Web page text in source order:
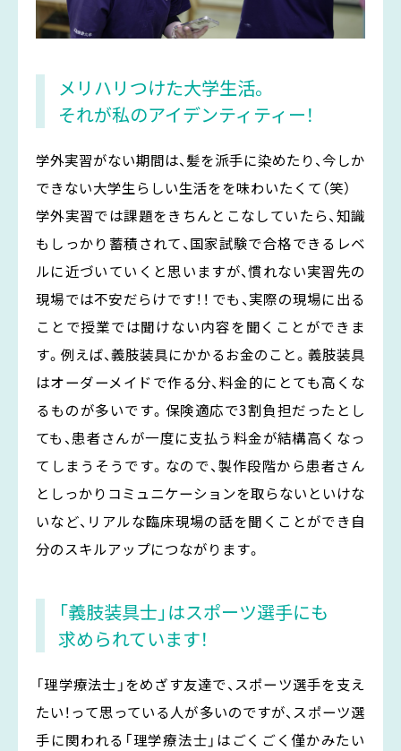
メリハリつけた大学生活。
それが私のアイデンティティー！
学外実習がない期間は、髪を派手に染めたり、今しか
できない大学生らしい生活をを味わいたくて（笑）
学外実習では課題をきちんとこなしていたら、知識
もしっかり蓄積されて、国家試験で合格できるレベ
ルに近づいていくと思いますが、慣れない実習先の
現場では不安だらけです！！ でも、実際の現場に出る
ことで授業では聞けない内容を聞くことができま
す。例えば、義肢装具にかかるお金のこと。義肢装具
はオーダーメイドで作る分、料金的にとても高くな
るものが多いです。保険適応で3割負担だったとし
ても、患者さんが一度に支払う料金が結構高くなっ
てしまうそうです。なので、製作段階から患者さん
としっかりコミュニケーションを取らないといけな
いなど、リアルな臨床現場の話を聞くことができ自
分のスキルアップにつながります。
「義肢装具士」はスポーツ選手にも
求められています！
「理学療法士」をめざす友達で、スポーツ選手を支え
たい！って思っている人が多いのですが、スポーツ選
手に関われる「理学療法士」はごくごく僅かみたい